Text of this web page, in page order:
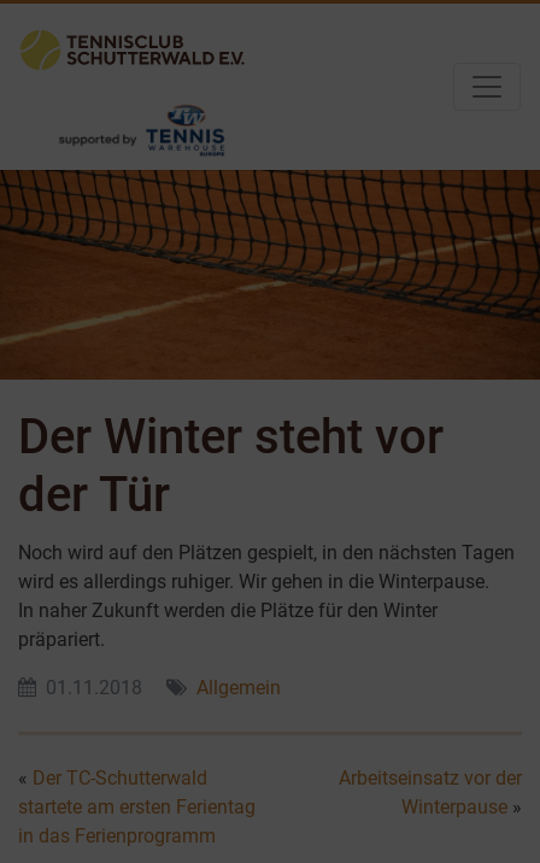
Der Winter steht vor
der Tür
Noch wird auf den Plätzen gespielt, in den nächsten Tagen
wird es allerdings ruhiger. Wir gehen in die Winterpause.
In naher Zukunft werden die Plätze für den Winter
präpariert.
01.11.2018 Allgemein
« Der TC-Schutterwald
startete am ersten Ferientag
in das Ferienprogramm
Arbeitseinsatz vor der
Winterpause »